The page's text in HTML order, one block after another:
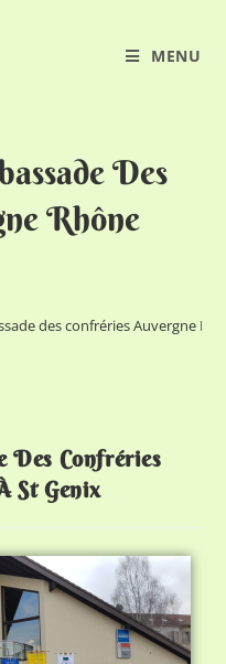
MENU
Des
Rhône
des confréries Auvergne
Des Confréries
St Genix